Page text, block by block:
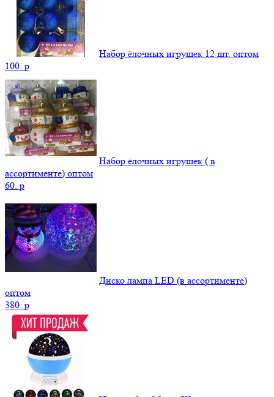
Набор ёлочных игрушек 12 шт. оптом
100. p
Набор ёлочных игрушек ( в
ассортименте) оптом
60. p
Диско лампа LED (в ассортименте)
оптом
380. p